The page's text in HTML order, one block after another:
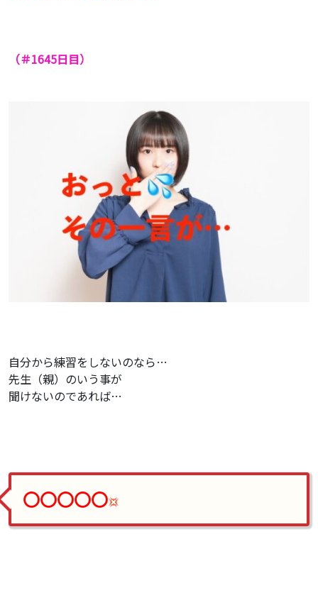
（＃1645日目）
自分から練習をしないのなら…
先生（親）のいう事が
聞けないのであれば…
〇〇〇〇〇